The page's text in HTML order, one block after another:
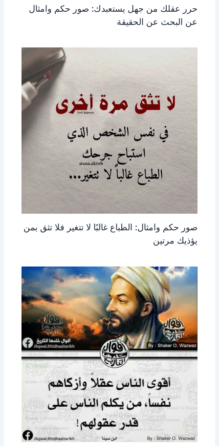
حرر عقلك من جهل يستعبدك: صور حكم وامثال
عن البحث عن الحقيقة
صور حكم وامثال: الطباع غالبًا لا تتغير فلا تثق بمن
يؤذيك مرتين